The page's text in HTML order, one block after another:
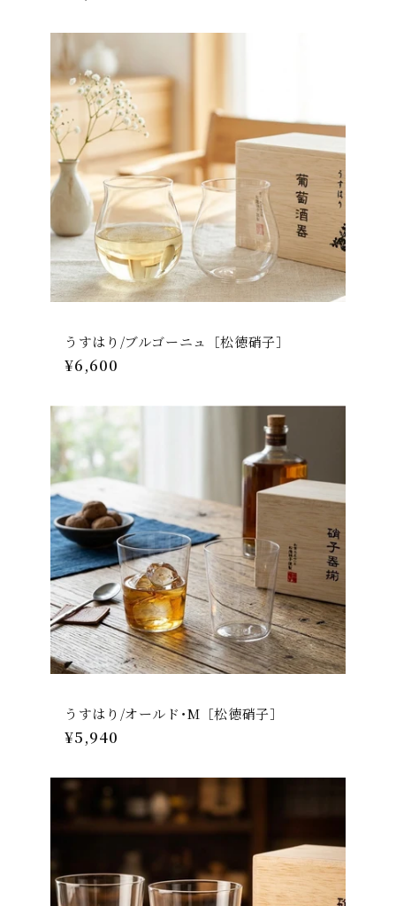
価
格
うすはり/ブルゴーニュ［松徳硝子］
通
価
格
¥6,600
うすはり/オールド･M［松徳硝子］
通
価
格
¥5,940